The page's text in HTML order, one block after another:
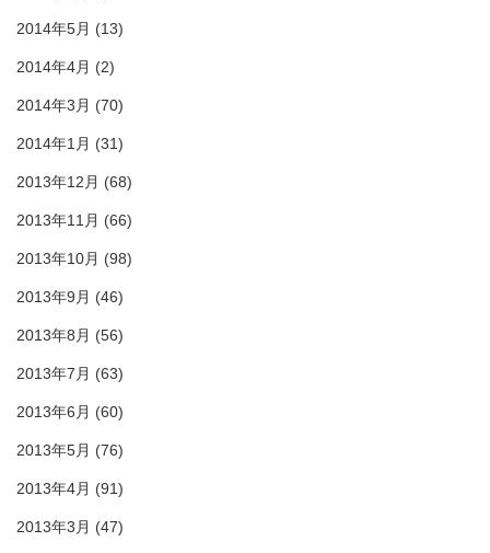
2014年5月 (13)
2014年4月 (2)
2014年3月 (70)
2014年1月 (31)
2013年12月 (68)
2013年11月 (66)
2013年10月 (98)
2013年9月 (46)
2013年8月 (56)
2013年7月 (63)
2013年6月 (60)
2013年5月 (76)
2013年4月 (91)
2013年3月 (47)